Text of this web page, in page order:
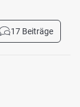
17 Beiträge